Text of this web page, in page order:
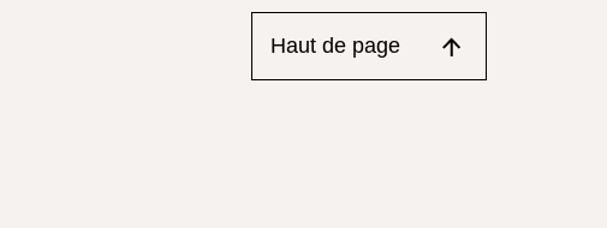
Haut de page